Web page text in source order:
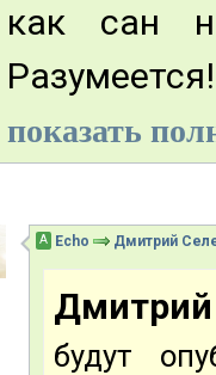
как сан
показать
А Echo Дмитрий
Дмитрий
будут